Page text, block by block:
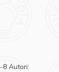
8 Autori: